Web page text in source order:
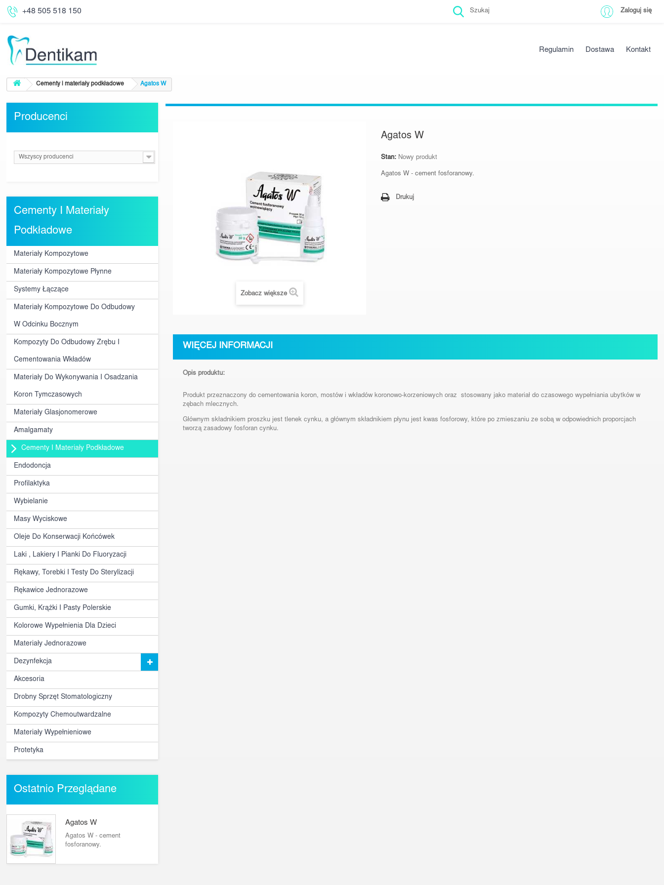
Zaloguj się
+48 505 518 150
Regulamin Dostawa Kontakt
Cementy i materiały podkładowe Agatos W
Producenci
Wszyscy producenci
Cementy I Materiały
Podkładowe
Materiały Kompozytowe
Materiały Kompozytowe Płynne
Systemy Łączące
Materiały Kompozytowe Do Odbudowy
W Odcinku Bocznym
Kompozyty Do Odbudowy Zrębu I
Cementowania Wkładów
Materiały Do Wykonywania I Osadzania
Koron Tymczasowych
Materiały Glasjonomerowe
Amalgamaty
Cementy I Materiały Podkładowe
Endodoncja
Profilaktyka
Wybielanie
Masy Wyciskowe
Oleje Do Konserwacji Końcówek
Laki , Lakiery I Pianki Do Fluoryzacji
Rękawy, Torebki I Testy Do Sterylizacji
Rękawice Jednorazowe
Gumki, Krążki I Pasty Polerskie
Kolorowe Wypełnienia Dla Dzieci
Materiały Jednorazowe
Dezynfekcja
Akcesoria
Drobny Sprzęt Stomatologiczny
Kompozyty Chemoutwardzalne
Materiały Wypełnieniowe
Protetyka
Ostatnio Przeglądane
Agatos W
Agatos W - cement
fosforanowy.
Zobacz większe
Agatos W
Stan: Nowy produkt
Agatos W - cement fosforanowy.
Drukuj
WIĘCEJ INFORMACJI
Opis produktu:
Produkt przeznaczony do cementowania koron, mostów i wkładów koronowo-korzeniowych oraz stosowany jako materiał do czasowego wypełniania ubytków w
zębach mlecznych.
Głównym składnikiem proszku jest tlenek cynku, a głównym składnikiem płynu jest kwas fosforowy, które po zmieszaniu ze sobą w odpowiednich proporcjach
tworzą zasadowy fosforan cynku.